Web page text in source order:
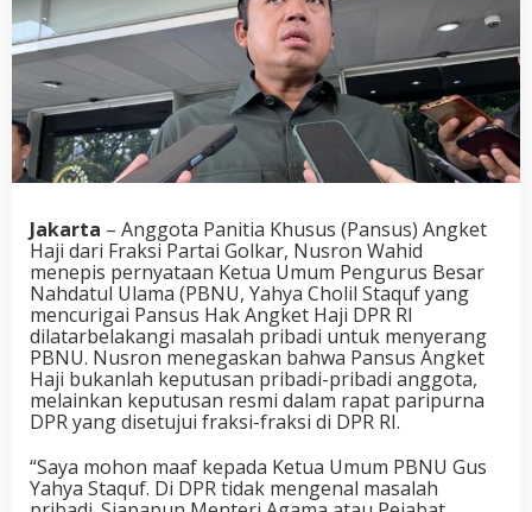
Jakarta – Anggota Panitia Khusus (Pansus) Angket
Haji dari Fraksi Partai Golkar, Nusron Wahid
menepis pernyataan Ketua Umum Pengurus Besar
Nahdatul Ulama (PBNU, Yahya Cholil Staquf yang
mencurigai Pansus Hak Angket Haji DPR RI
dilatarbelakangi masalah pribadi untuk menyerang
PBNU. Nusron menegaskan bahwa Pansus Angket
Haji bukanlah keputusan pribadi-pribadi anggota,
melainkan keputusan resmi dalam rapat paripurna
DPR yang disetujui fraksi-fraksi di DPR RI.
“Saya mohon maaf kepada Ketua Umum PBNU Gus
Yahya Staquf. Di DPR tidak mengenal masalah